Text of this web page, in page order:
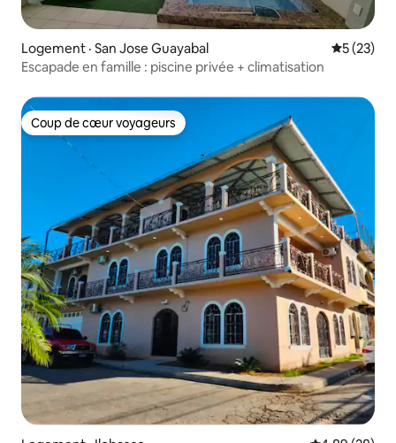
Logement · San Jose Guayabal Note
5 (23)
Escapade en famille : piscine privée + climatisation
Coup de cœur voyageurs
Coup de cœur voyageurs